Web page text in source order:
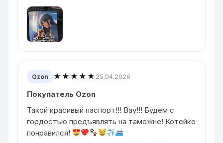
Ozon ★★★★★ 25.04.2026
Покупатель Ozon
Такой красивый паспорт!!! Вау!!! Будем с
гордостью предъявлять на таможне! Котейке
понравился!